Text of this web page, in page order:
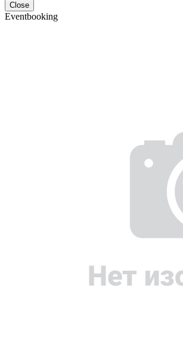
Close
Eventbooking